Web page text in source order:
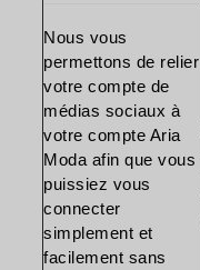
Nous vous
permettons de relier
votre compte de
médias sociaux à
votre compte Aria
Moda afin que vous
puissiez vous
connecter
simplement et
facilement sans